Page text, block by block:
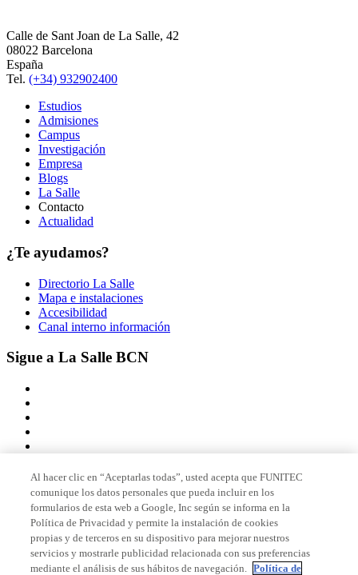
Calle de Sant Joan de La Salle, 42
08022 Barcelona
España
Tel. (+34) 932902400
Estudios
Admisiones
Campus
Investigación
Empresa
Blogs
La Salle
Contacto
Actualidad
¿Te ayudamos?
Directorio La Salle
Mapa e instalaciones
Accesibilidad
Canal interno información
Sigue a La Salle BCN
Miembro de
Acreditaciones
Al hacer clic en “Aceptarlas todas”, usted acepta que FUNITEC
comunique los datos personales que pueda incluir en los
formularios de esta web a Google, Inc según se informa en la
Política de Privacidad y permite la instalación de cookies
propias y de terceros en su dispositivo para mejorar nuestros
servicios y mostrarle publicidad relacionada con sus preferencias
mediante el análisis de sus hábitos de navegación. Política de